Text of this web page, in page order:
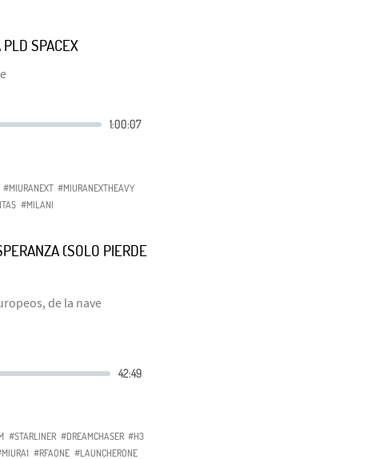
SPACEX
#MIURANEXT #MIURANEXTHEAVY
#MILANI
(SOLO PIERDE
de la nave
#STARLINER #DREAMCHASER #H3
#RFAONE #LAUNCHERONE